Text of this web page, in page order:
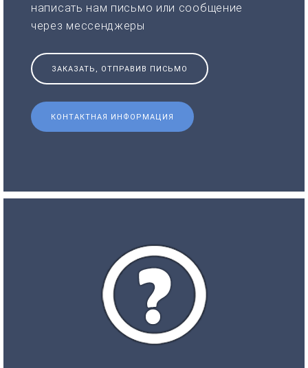
написать нам письмо или сообщение
через мессенджеры
ЗАКАЗАТЬ, ОТПРАВИВ ПИСЬМО
КОНТАКТНАЯ ИНФОРМАЦИЯ